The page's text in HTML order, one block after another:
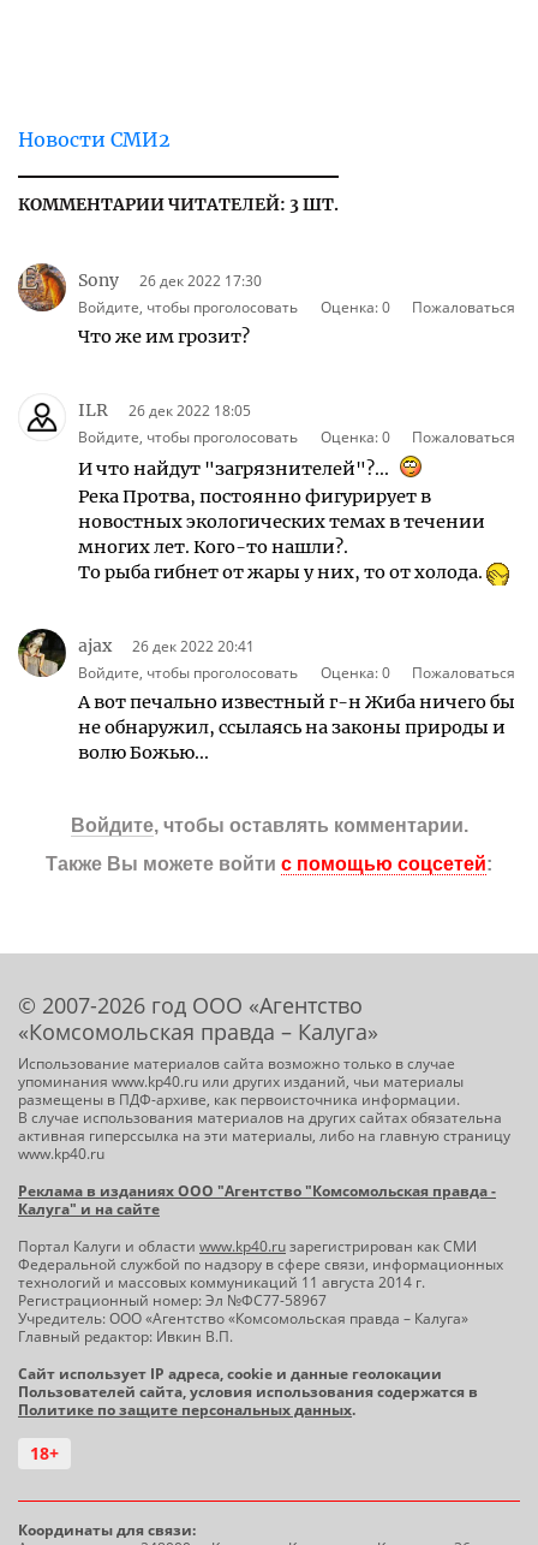
Новости СМИ2
КОММЕНТАРИИ ЧИТАТЕЛЕЙ: 3 ШТ.
Sony
26 дек 2022 17:30
Войдите, чтобы проголосовать
Оценка:0 Пожаловаться
Что же им грозит?
ILR
26 дек 2022 18:05
Войдите, чтобы проголосовать
Оценка:0 Пожаловаться
И что найдут "загрязнителей"?...
Река Протва, постоянно фигурирует в
новостных экологических темах в течении
многих лет. Кого-то нашли?.
То рыба гибнет от жары у них, то от холода.
ajax
26 дек 2022 20:41
Войдите, чтобы проголосовать
Оценка:0 Пожаловаться
А вот печально известный г-н Жиба ничего бы
не обнаружил, ссылаясь на законы природы и
волю Божью...
Войдите, чтобы оставлять комментарии.
Также Вы можете войти с помощью соцсетей:
© 2007-2026 год ООО «Агентство
«Комсомольская правда – Калуга»
Использование материалов сайта возможно только в случае
упоминания www.kp40.ru или других изданий, чьи материалы
размещены в ПДФ-архиве, как первоисточника информации.
В случае использования материалов на других сайтах обязательна
активная гиперссылка на эти материалы, либо на главную страницу
www.kp40.ru
Реклама в изданиях ООО "Агентство "Комсомольская правда -
Калуга" и на сайте
Портал Калуги и области www.kp40.ruзарегистрирован как СМИ
Федеральной службой по надзору в сфере связи, информационных
технологий и массовых коммуникаций 11 августа 2014 г.
Регистрационный номер: Эл №ФС77-58967
Учредитель: ООО «Агентство «Комсомольская правда – Калуга»
Главный редактор: Ивкин В.П.
Сайт использует IP адреса, cookie и данные геолокации
Пользователей сайта, условия использования содержатся в
Политике по защите персональных данных.
18+
Координаты для связи: